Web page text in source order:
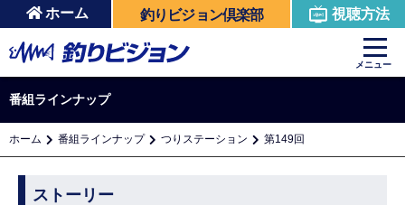
ホーム 釣りビジョン倶楽部 視聴方法
メニュー
番組ラインナップ
ホーム 番組ラインナップ つりステーション 第149回
ストーリー